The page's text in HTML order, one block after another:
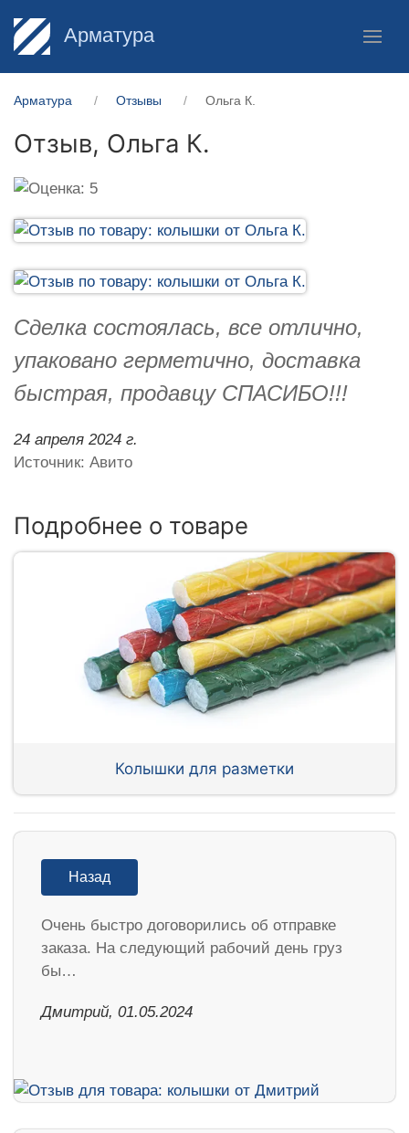
Арматура
Арматура Отзывы Ольга К.
Отзыв, Ольга К.
Сделка состоялась, все отлично,
упаковано герметично, доставка
быстрая, продавцу СПАСИБО!!!
24 апреля 2024 г.
Источник: Авито
Подробнее о товаре
Колышки для разметки
Назад
Очень быстро договорились об отправке
заказа. На следующий рабочий день груз
бы…
Дмитрий, 01.05.2024